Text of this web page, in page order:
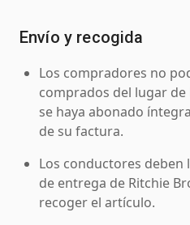
Envío y recogida
Los compradores no
comprados del lugar
se haya abonado
de su factura.
Los conductores deben
de entrega de Ritchie
recoger el artículo.